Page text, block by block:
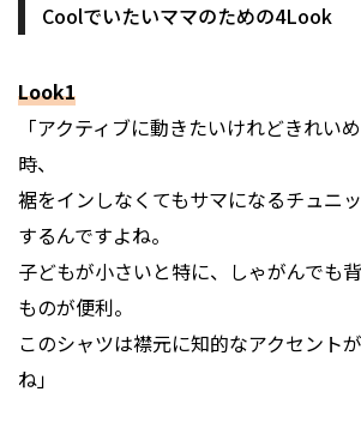
Coolでいたいママのための4Look
Look1
「アクティブに動きたいけれどきれい
時、
裾をインしなくてもサマになるチュニ
するんですよね。
子どもが小さいと特に、しゃがんでも
ものが便利。
このシャツは襟元に知的なアクセント
ね」